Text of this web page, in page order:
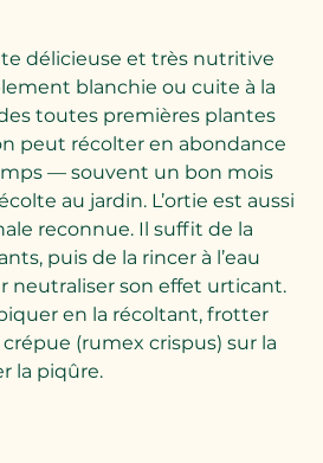
délicieuse et très nutritive
blanchie ou cuite à la
des toutes premières plantes
peut récolter en abondance
— souvent un bon mois
au jardin. L’ortie est aussi
reconnue. Il suffit de la
puis de la rincer à l’eau
neutraliser son effet urticant.
en la récoltant, frotter
(rumex crispus) sur la
la piqûre.